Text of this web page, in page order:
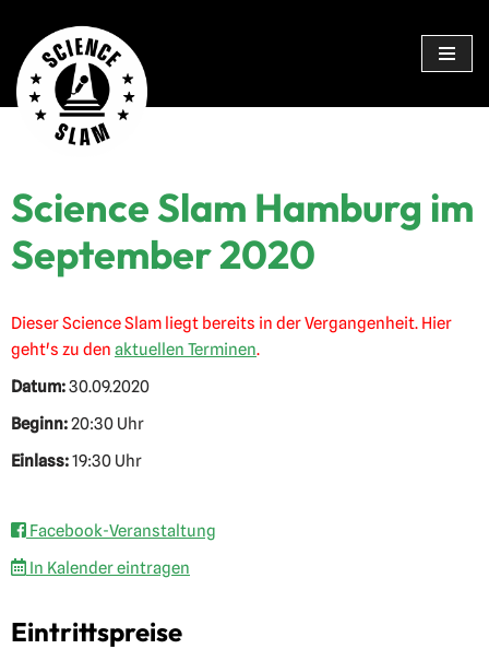
Zum
Inhalt
springen
Science Slam Hamburg im
September 2020
Dieser Science Slam liegt bereits in der Vergangenheit. Hier
geht's zu den aktuellen Terminen.
Datum:30.09.2020
Beginn:20:30 Uhr
Einlass:19:30 Uhr
Facebook-Veranstaltung
In Kalender eintragen
Eintrittspreise